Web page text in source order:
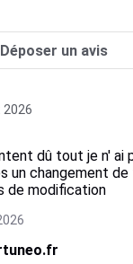
Déposer un avis
2026
dû tout je n' ai
un changement
de modification